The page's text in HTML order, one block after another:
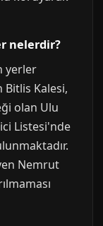
nelerdir?
yerler
Bitlis Kalesi,
olan Ulu
Listesi'nde
Nemrut